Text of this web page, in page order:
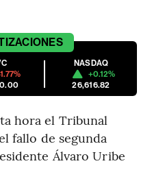
NASDAQ
+0.12%
26,616.82
hora el Tribunal
fallo de segunda
Álvaro Uribe